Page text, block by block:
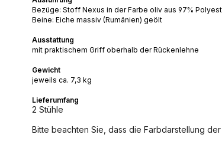
Bezüge: Stoff Nexus in der Farbe oliv aus 97%
Beine: Eiche massiv (Rumänien) geölt
Ausstattung
mit praktischem Griff oberhalb der Rückenlehne
Gewicht
jeweils ca. 7,3 kg
Lieferumfang
2 Stühle
Bitte beachten Sie, dass die Farbdarstellung